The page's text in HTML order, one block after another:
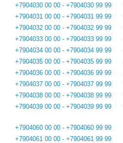
+7904030 00 00 - +7904030 99 99
+7904031 00 00 - +7904031 99 99
+7904032 00 00 - +7904032 99 99
+7904033 00 00 - +7904033 99 99
+7904034 00 00 - +7904034 99 99
+7904035 00 00 - +7904035 99 99
+7904036 00 00 - +7904036 99 99
+7904037 00 00 - +7904037 99 99
+7904038 00 00 - +7904038 99 99
+7904039 00 00 - +7904039 99 99
+7904060 00 00 - +7904060 99 99
+7904061 00 00 - +7904061 99 99